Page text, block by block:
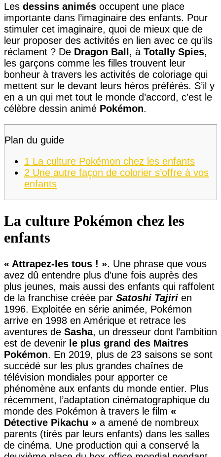
Les dessins animés occupent une place
importante dans l’imaginaire des enfants. Pour
stimuler cet imaginaire, quoi de mieux que de
leur proposer des activités en lien avec ce qu’ils
réclament ? De Dragon Ball , à Totally Spies,
les garçons comme les filles trouvent leur
bonheur à travers les activités de coloriage qui
mettent sur le devant leurs héros préférés. S’il y
en a un qui met tout le monde d’accord, c’est le
célèbre dessin animé Pokémon.
Plan du guide
1 La culture Pokémon chez les enfants
2 Une autre façon de colorier s’offre à vos
enfants
La culture Pokémon chez les
enfants
« Attrapez-les tous ! ». Une phrase que vous
avez dû entendre plus d’une fois auprès des
plus jeunes, mais aussi des enfants qui raffolent
de la franchise créée par Satoshi Tajiri en
1996. Exploitée en série animée, Pokémon
arrive en 1998 en Amérique et retrace les
aventures de Sasha, un dresseur dont l’ambition
est de devenir le plus grand des Maitres
Pokémon. En 2019, plus de 23 saisons se sont
succédé sur les plus grandes chaînes de
télévision mondiales pour apporter ce
phénomène aux enfants du monde entier. Plus
récemment, l’adaptation cinématographique du
monde des Pokémon à travers le film «
Détective Pikachu » a amené de nombreux
parents (tirés par leurs enfants) dans les salles
de cinéma. Une production qui a conservé la